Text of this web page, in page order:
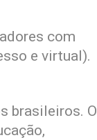
com
e virtual).
brasileiros. O